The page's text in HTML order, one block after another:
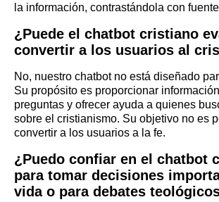
la información, contrastándola con
¿Puede el chatbot cristiano
convertir a los usuarios al
No, nuestro chatbot no está diseñado
Su propósito es proporcionar
preguntas y ofrecer ayuda a quienes
sobre el cristianismo. Su objetivo no es
convertir a los usuarios a la fe.
¿Puedo confiar en el chatbot
para tomar decisiones
vida o para debates